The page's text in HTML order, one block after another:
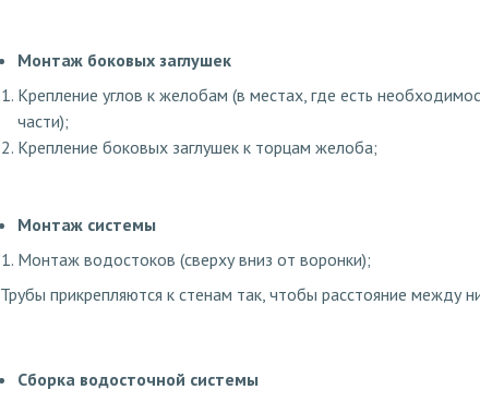
Монтаж боковых заглушек
Крепление углов к желобам (в местах, где есть
части);
Крепление боковых заглушек к торцам желоба;
Монтаж системы
Монтаж водостоков (сверху вниз от воронки);
Трубы прикрепляются к стенам так, чтобы расстояние между
Сборка водосточной системы